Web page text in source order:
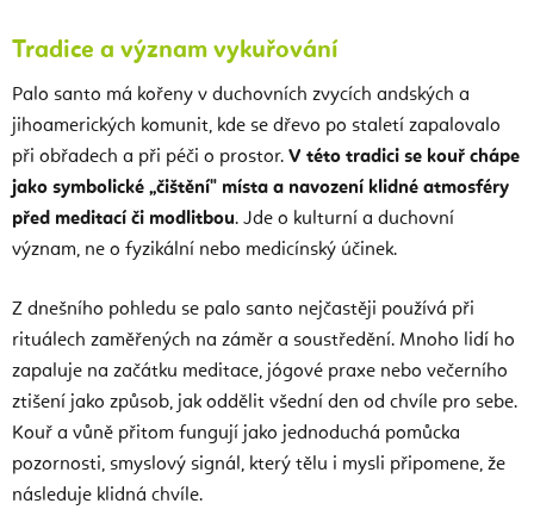
Tradice a význam vykuřování
Palo santo má kořeny v duchovních zvycích andských a
jihoamerických komunit, kde se dřevo po staletí zapalovalo
při obřadech a při péči o prostor. V této tradici se kouř chápe
jako symbolické „čištění" místa a navození klidné atmosféry
před meditací či modlitbou. Jde o kulturní a duchovní
význam, ne o fyzikální nebo medicínský účinek.
Z dnešního pohledu se palo santo nejčastěji používá při
rituálech zaměřených na záměr a soustředění. Mnoho lidí ho
zapaluje na začátku meditace, jógové praxe nebo večerního
ztišení jako způsob, jak oddělit všední den od chvíle pro sebe.
Kouř a vůně přitom fungují jako jednoduchá pomůcka
pozornosti, smyslový signál, který tělu i mysli připomene, že
následuje klidná chvíle.